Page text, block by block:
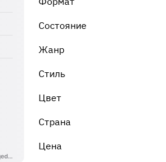
Состояние
Жанр
Стиль
Цвет
Страна
Цена